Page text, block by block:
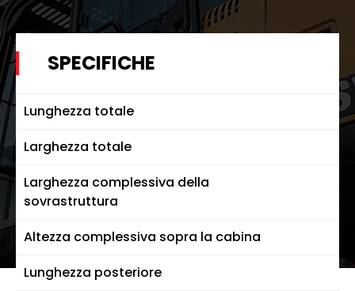
SPECIFICHE
Lunghezza totale
Larghezza totale
Larghezza complessiva della
sovrastruttura
Altezza complessiva sopra la cabina
Lunghezza posteriore